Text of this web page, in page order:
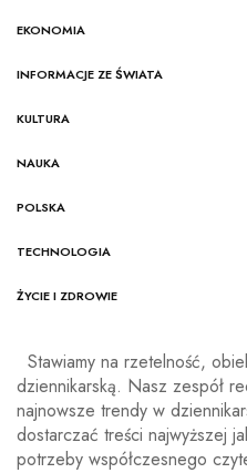
EKONOMIA
INFORMACJE ZE ŚWIATA
KULTURA
NAUKA
POLSKA
TECHNOLOGIA
ŻYCIE I ZDROWIE
Stawiamy na rzetelność,
dziennikarską. Nasz zespół
najnowsze trendy w
dostarczać treści najwyższej
potrzeby współczesnego